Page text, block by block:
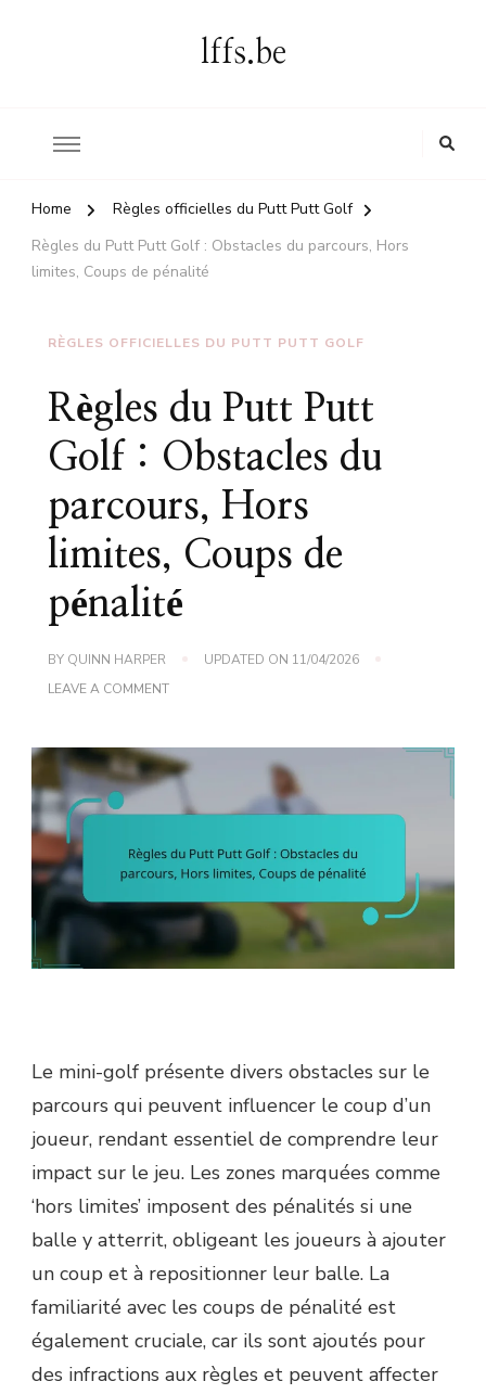
lffs.be
Home
Règles officielles du Putt Putt Golf
Règles du Putt Putt Golf : Obstacles du parcours, Hors
limites, Coups de pénalité
RÈGLES OFFICIELLES DU PUTT PUTT GOLF
Règles du Putt Putt
Golf : Obstacles du
parcours, Hors
limites, Coups de
pénalité
BY QUINN HARPER UPDATED ON 11/04/2026
LEAVE A COMMENTON
PUTT
GOLF
OBSTACLES
PARCOURS,
HORS
COUPS
PÉNALITÉ
Le mini-golf présente divers obstacles sur le
parcours qui peuvent influencer le coup d’un
joueur, rendant essentiel de comprendre leur
impact sur le jeu. Les zones marquées comme
‘hors limites’ imposent des pénalités si une
balle y atterrit, obligeant les joueurs à ajouter
un coup et à repositionner leur balle. La
familiarité avec les coups de pénalité est
également cruciale, car ils sont ajoutés pour
des infractions aux règles et peuvent affecter